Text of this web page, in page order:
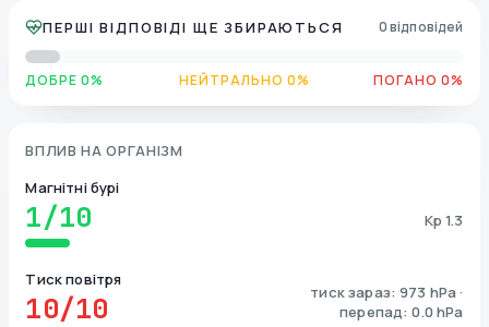
ПЕРШІ ВІДПОВІДІ ЩЕ ЗБИРАЮТЬСЯ 0 відповідей
ДОБРЕ 0% НЕЙТРАЛЬНО 0% ПОГАНО 0%
ВПЛИВ НА ОРГАНІЗМ
Магнітні бурі
1/10 Kp 1.3
Тиск повітря
10/10
тиск зараз: 973 hPa ·
перепад: 0.0 hPa